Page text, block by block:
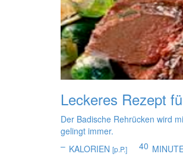
Leckeres Rezept
Der Badische Rehrücken wird
gelingt immer.
– KALORIEN [p.P.] 40